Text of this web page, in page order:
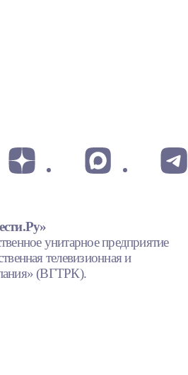
унитарное предприятие
телевизионная и
(ВГТРК).